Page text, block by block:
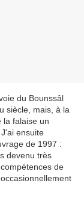
du Bounssâl
siècle, mais, à la
la falaise un
ensuite
de 1997 :
devenu très
de